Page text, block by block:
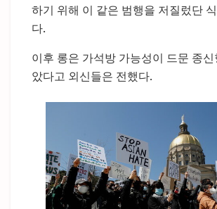
하기 위해 이 같은 범행을 저질렀단
다.
이후 롱은 가석방 가능성이 드문 종
았다고 외신들은 전했다.